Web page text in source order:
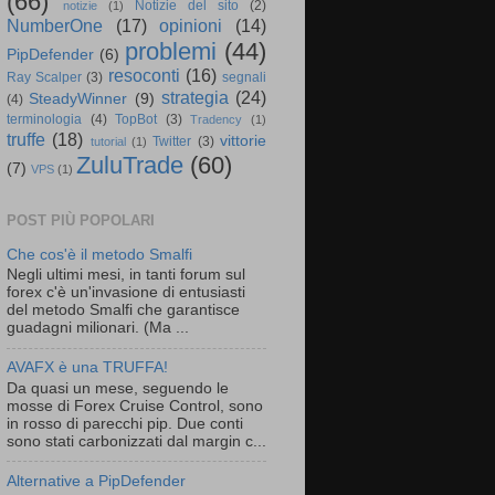
notizie (1) Notizie del sito (2)
NumberOne (17) opinioni (14)
PipDefender (6) problemi (44)
Ray Scalper (3) resoconti (16) segnali
(4) SteadyWinner (9) strategia (24)
terminologia (4) TopBot (3) Tradency (1)
truffe (18) tutorial (1) Twitter (3) vittorie
(7) VPS (1) ZuluTrade (60)
POST PIÙ POPOLARI
Che cos'è il metodo Smalfi
Negli ultimi mesi, in tanti forum sul
forex c'è un'invasione di entusiasti
del metodo Smalfi che garantisce
guadagni milionari. (Ma ...
AVAFX è una TRUFFA!
Da quasi un mese, seguendo le
mosse di Forex Cruise Control, sono
in rosso di parecchi pip. Due conti
sono stati carbonizzati dal margin c...
Alternative a PipDefender